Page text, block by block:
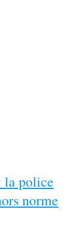
la police
norme